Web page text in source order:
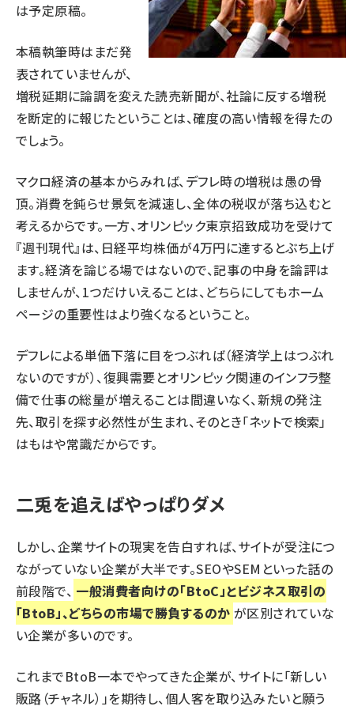
は予定原稿。
本稿執筆時はまだ発
表されていませんが、
増税延期に論調を変えた読売新聞が、社論に反する増税
を断定的に報じたということは、確度の高い情報を得たの
でしょう。
マクロ経済の基本からみれば、デフレ時の増税は愚の骨
頂。消費を鈍らせ景気を減速し、全体の税収が落ち込むと
考えるからです。一方、オリンピック東京招致成功を受けて
『週刊現代』は、日経平均株価が4万円に達するとぶち上げ
ます。経済を論じる場ではないので、記事の中身を論評は
しませんが、1つだけいえることは、どちらにしてもホーム
ページの重要性はより強くなるということ。
デフレによる単価下落に目をつぶれば（経済学上はつぶれ
ないのですが）、復興需要とオリンピック関連のインフラ整
備で仕事の総量が増えることは間違いなく、新規の発注
先、取引を探す必然性が生まれ、そのとき「ネットで検索」
はもはや常識だからです。
二兎を追えばやっぱりダメ
しかし、企業サイトの現実を告白すれば、サイトが受注につ
ながっていない企業が大半です。SEOやSEMといった話の
前段階で、 一般消費者向けの「BtoC」とビジネス取引の
「BtoB」、どちらの市場で勝負するのか が区別されていな
い企業が多いのです。
これまでBtoB一本でやってきた企業が、サイトに「新しい
販路（チャネル）」を期待し、個人客を取り込みたいと願う